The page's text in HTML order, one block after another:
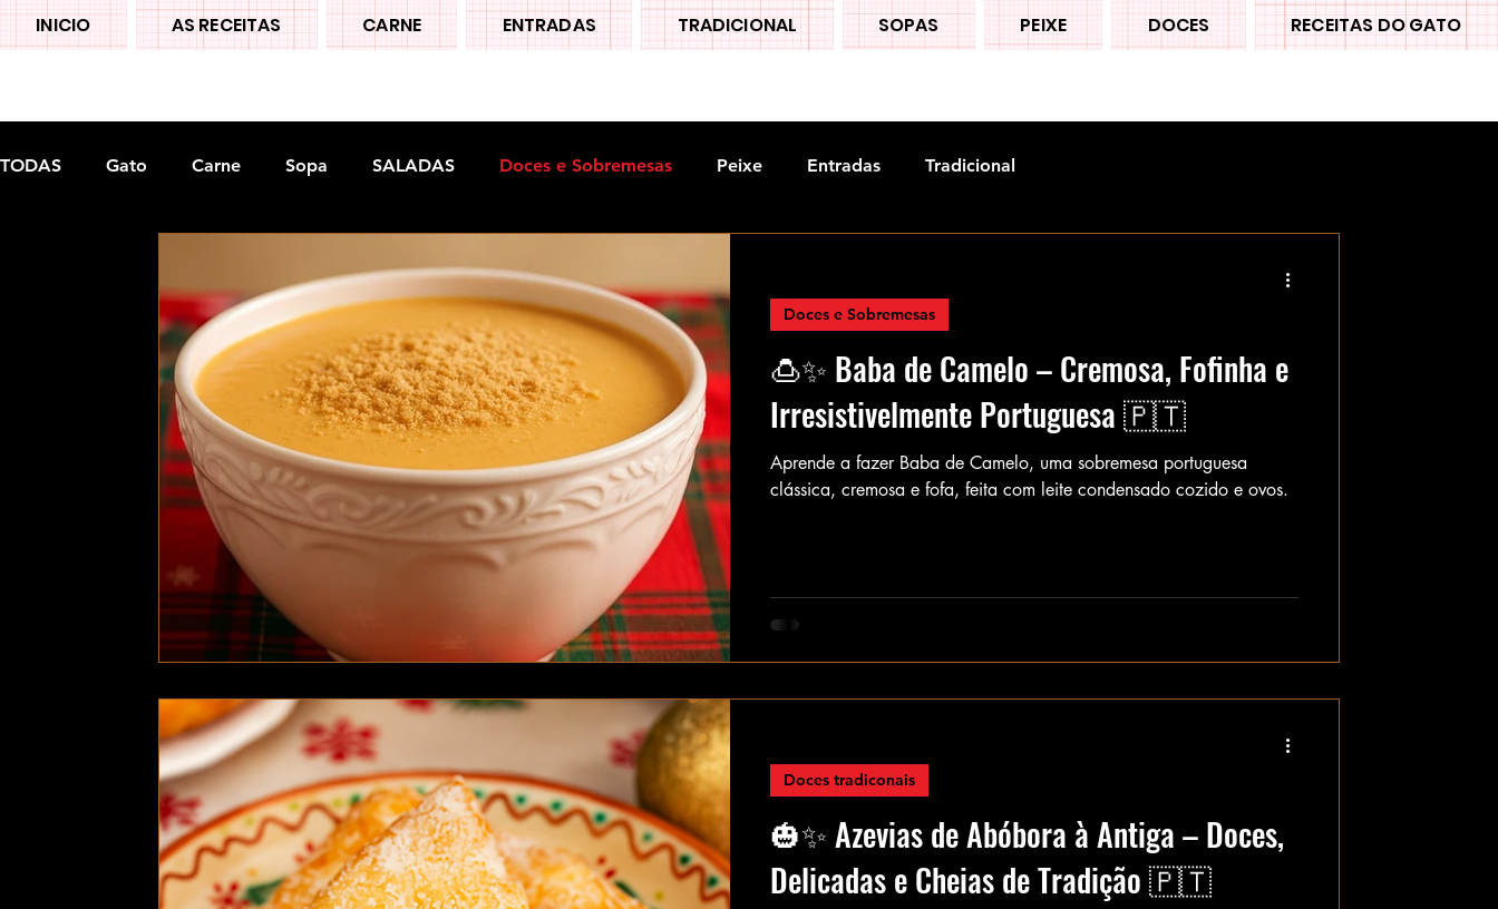
INICIO AS RECEITAS CARNE ENTRADAS TRADICIONAL SOPAS PEIXE DOCES RECEITAS DO GATO
TODAS Gato Carne Sopa SALADAS Doces e Sobremesas Peixe Entradas Tradicional
🍮✨ Baba de Camelo – Cremosa, Fofinha e
Irresistivelmente Portuguesa 🇵🇹
Aprende a fazer Baba de Camelo, uma sobremesa portuguesa
clássica, cremosa e fofa, feita com leite condensado cozido e ovos.
Doces e Sobremesas
🎃✨ Azevias de Abóbora à Antiga – Doces,
Delicadas e Cheias de Tradição 🇵🇹
Doces tradiconais